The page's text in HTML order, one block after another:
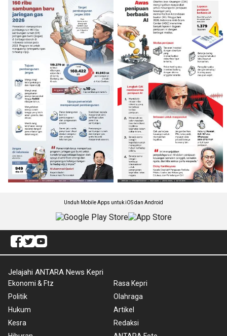
Unduh Mobile Apps untuk iOS dan Android
Jelajahi ANTARA News Kepri
Ekonomi & Ftz
Politik
Hukum
Kesra
Rasa Kepri
Olahraga
Artikel
Redaksi